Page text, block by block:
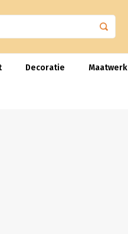
Decoratie Maatwerk